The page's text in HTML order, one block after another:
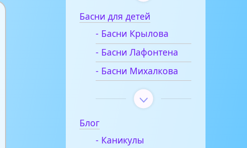
Басни для детей
- Басни Крылова
- Басни Лафонтена
- Басни Михалкова
Блог
- Каникулы